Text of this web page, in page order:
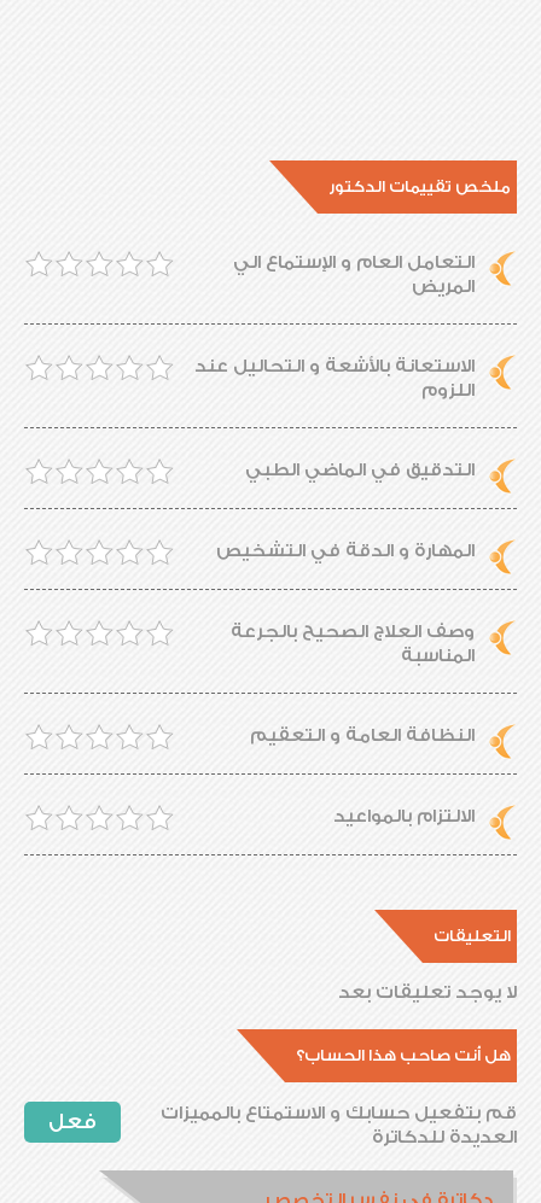
ملخص تقييمات الدكتور
التعامل العام و الإستماع الي
المريض
الاستعانة بالأشعة و التحاليل عند
اللزوم
التدقيق في الماضي الطبي
المهارة و الدقة في التشخيص
وصف العلاج الصحيح بالجرعة
المناسبة
النظافة العامة و التعقيم
الالتزام بالمواعيد
التعليقات
لا يوجد تعليقات بعد
هل أنت صاحب هذا الحساب؟
فعل
قم بتفعيل حسابك و الاستمتاع بالمميزات
العديدة للدكاترة